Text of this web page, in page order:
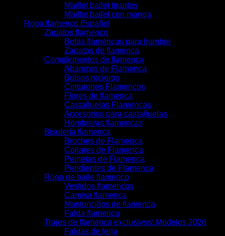
Maillot ballet tirantes
Maillot ballet con manga
Ropa flamenco Español
Zapatos flamenco
Botas flamencas para hombre
Zapatos de flamenca
Complementos de flamenca
Abanicos de Flamenca
Bolsos rocieros
Cinturones Flamencos
Flores de flamenca
Castañuelas Flamencas
Accesorios para castañuelas
Hombreras flamencas
Bisutería flamenca
Broches de Flamenca
Collares de Flamenca
Peinetas de Flamenca
Pendientes de Flamenca
Ropa de baile flamenco
Vestidos flamencos
Camisa flamenca
Mantoncillos de flamenca
Falda flamenca
Trajes de flamenca exclusivos: Modelos 2026
Faldas de feria